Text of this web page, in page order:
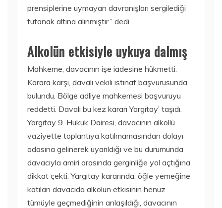
prensiplerine uymayan davranışları sergilediği
tutanak altına alınmıştır.” dedi.
Alkolün etkisiyle uykuya dalmış
Mahkeme, davacının işe iadesine hükmetti.
Karara karşı, davalı vekili istinaf başvurusunda
bulundu. Bölge adliye mahkemesi başvuruyu
reddetti. Davalı bu kez kararı Yargıtay’ taşıdı.
Yargıtay 9. Hukuk Dairesi, davacının alkollü
vaziyette toplantıya katılmamasından dolayı
odasına gelinerek uyarıldığı ve bu durumunda
davacıyla amiri arasında gerginliğe yol açtığına
dikkat çekti. Yargıtay kararında; öğle yemeğine
katılan davacıda alkolün etkisinin henüz
tümüyle geçmediğinin anlaşıldığı, davacının